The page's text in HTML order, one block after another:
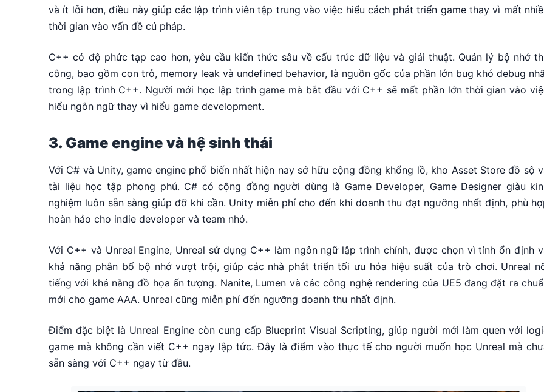
và ít lỗi hơn, điều này giúp các lập trình viên tập trung vào việc hiểu cách phát triển game thay vì mất
thời gian vào vấn đề cú pháp.
C++ có độ phức tạp cao hơn, yêu cầu kiến thức sâu về cấu trúc dữ liệu và giải thuật. Quản lý bộ nhớ
công, bao gồm con trỏ, memory leak và undefined behavior, là nguồn gốc của phần lớn bug khó debug
trong lập trình C++. Người mới học lập trình game mà bắt đầu với C++ sẽ mất phần lớn thời gian vào
hiểu ngôn ngữ thay vì hiểu game development.
3. Game engine và hệ sinh thái
Với C# và Unity, game engine phổ biến nhất hiện nay sở hữu cộng đồng khổng lồ, kho Asset Store đồ sộ
tài liệu học tập phong phú. C# có cộng đồng người dùng là Game Developer, Game Designer giàu
nghiệm luôn sẵn sàng giúp đỡ khi cần. Unity miễn phí cho đến khi doanh thu đạt ngưỡng nhất định, phù
hoàn hảo cho indie developer và team nhỏ.
Với C++ và Unreal Engine, Unreal sử dụng C++ làm ngôn ngữ lập trình chính, được chọn vì tính ổn định
khả năng phân bổ bộ nhớ vượt trội, giúp các nhà phát triển tối ưu hóa hiệu suất của trò chơi. Unreal
tiếng với khả năng đồ họa ấn tượng. Nanite, Lumen và các công nghệ rendering của UE5 đang đặt ra
mới cho game AAA. Unreal cũng miễn phí đến ngưỡng doanh thu nhất định.
Điểm đặc biệt là Unreal Engine còn cung cấp Blueprint Visual Scripting, giúp người mới làm quen với
game mà không cần viết C++ ngay lập tức. Đây là điểm vào thực tế cho người muốn học Unreal mà
sẵn sàng với C++ ngay từ đầu.